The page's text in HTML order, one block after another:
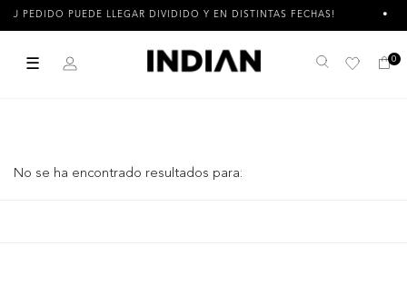
TU PEDIDO PUEDE LLEGAR DIVIDIDO Y EN DISTINTAS FECHAS!
☰ Buscar 0
No se ha encontrado resultados para: